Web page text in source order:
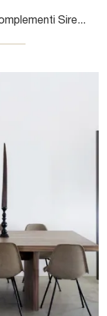
Desideri arricchire i tuoi spazi con i Complementi Sirecom? Ti presentiamo diversi modelli di tappeti in tessuto come Icon Lily Gold.